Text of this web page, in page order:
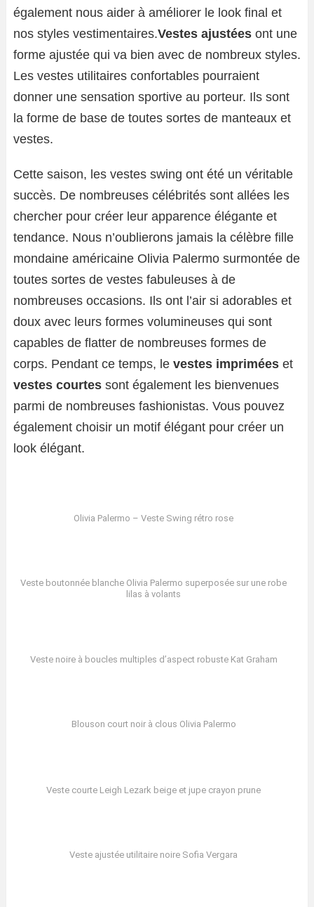
également nous aider à améliorer le look final et
nos styles vestimentaires.Vestes ajustées ont une
forme ajustée qui va bien avec de nombreux styles.
Les vestes utilitaires confortables pourraient
donner une sensation sportive au porteur. Ils sont
la forme de base de toutes sortes de manteaux et
vestes.
Cette saison, les vestes swing ont été un véritable
succès. De nombreuses célébrités sont allées les
chercher pour créer leur apparence élégante et
tendance. Nous n’oublierons jamais la célèbre fille
mondaine américaine Olivia Palermo surmontée de
toutes sortes de vestes fabuleuses à de
nombreuses occasions. Ils ont l’air si adorables et
doux avec leurs formes volumineuses qui sont
capables de flatter de nombreuses formes de
corps. Pendant ce temps, le vestes imprimées et
vestes courtes sont également les bienvenues
parmi de nombreuses fashionistas. Vous pouvez
également choisir un motif élégant pour créer un
look élégant.
Olivia Palermo – Veste Swing rétro rose
Veste boutonnée blanche Olivia Palermo superposée sur une robe
lilas à volants
Veste noire à boucles multiples d’aspect robuste Kat Graham
Blouson court noir à clous Olivia Palermo
Veste courte Leigh Lezark beige et jupe crayon prune
Veste ajustée utilitaire noire Sofia Vergara